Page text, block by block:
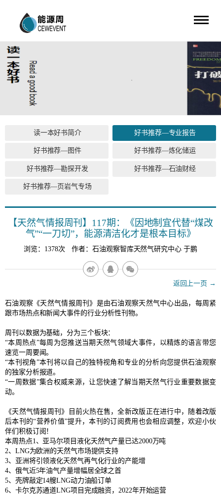
读一本好书简介 好书推荐—专业报告
好书推荐—图件 好书推荐—炼化储运
好书推荐—勘探开发 好书推荐—石油财经
好书推荐—页岩气专场
【天然气情报周刊】117期：《因地制宜代替“煤改
气”“一刀切”，能源清洁化才是根本目标》
浏览：1378次 作者：石油观察智库天然气研究中心 于鹏
返回上一页 →
石油观察《天然气情报周刊》是由石油观察天然气中心出品，每周紧
跟市场热点和新闻大事件的行业分析性刊物。
周刊以数据为基础，分为三个板块：
“本周热点”每周为您推送当期天然气领域大事件，以精炼的语言带您
速览一周要闻。
“本刊视角”本刊将以自己的独特视角和专业的分析向您提供石油观察
的独家分析报道。
“一周数据”集合权威来源，让您快速了解当期天然气行业重要数据变
动。
《天然气情报周刊》目前火热在售，全新改版正在进行中，随着改版
后本刊的“营养价值”提升，本刊的订阅费用也会相应调整，欢迎小伙
伴们积极订阅！
本周热点1、亚马尔项目液化天然气产量已达2000万吨
2、LNG为欧洲的天然气市场提供支持
3、亚洲将引领液化天然气再气化行业的产能增
4、俄气近5年油气产量增幅居全球之首
5、壳牌敲定14艘LNG动力油船订单
6、卡尔克苏通道LNG项目完成融资，2022年开始运营